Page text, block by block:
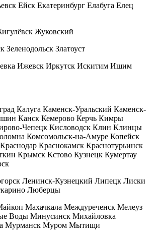
Ейск Екатеринбург Елабуга Елец
Жуковский
Зеленодольск Златоуст
Ижевск Иркутск Искитим Ишим
Калуга Каменск-Уральский Каменск-
Канск Кемерово Керчь Кимры
Чепецк Кисловодск Клин Клинцы
Комсомольск-на-Амуре Копейск
Краснокамск Краснотурьинск
Крымск Кстово Кузнецк Кумертау
Ленинск-Кузнецкий Липецк Лиски
Люберцы
Махачкала Междуреченск Мелеуз
Воды Минусинск Михайловка
Мурманск Муром Мытищи